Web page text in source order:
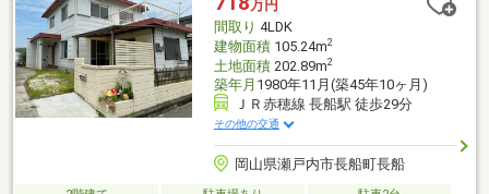
万円
間取り 4LDK
建物面積105.24m2
土地面積202.89m2
築年月 1980年11月(築45年10ヶ月)
ＪＲ赤穂線 長船駅 徒歩29分
その他の交通
岡山県瀬戸内市長船町長船